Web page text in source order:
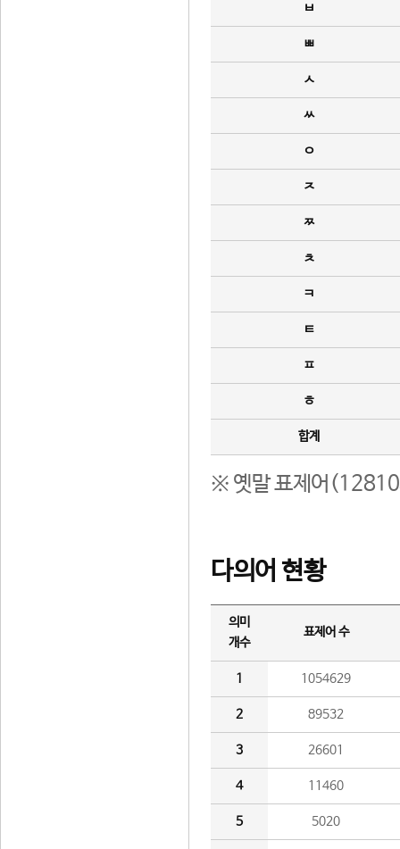
ㅂ
ㅃ
ㅅ
ㅆ
ㅇ
ㅈ
ㅉ
ㅊ
ㅋ
ㅌ
ㅍ
ㅎ
합계
※ 옛말 표제어(12810
다의어 현황
의미
개수
표제어 수
1 1054629
2 89532
3 26601
4 11460
5 5020